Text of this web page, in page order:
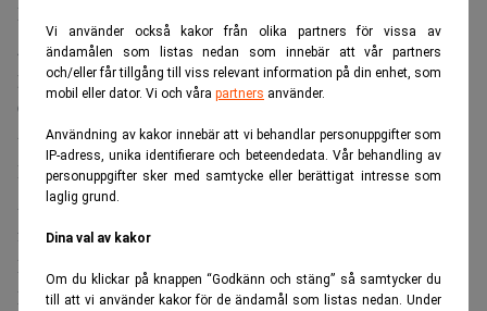
Vi använder också kakor från olika partners för vissa av
ändamålen som listas nedan som innebär att vår partners
och/eller får tillgång till viss relevant information på din enhet, som
mobil eller dator. Vi och våra partners använder.
Användning av kakor innebär att vi behandlar personuppgifter som
IP-adress, unika identifierare och beteendedata. Vår behandling av
personuppgifter sker med samtycke eller berättigat intresse som
laglig grund.
Dina val av kakor
Om du klickar på knappen “Godkänn och stäng” så samtycker du
till att vi använder kakor för de ändamål som listas nedan. Under
Etableringen av det gemensamma bolaget förutsätter
godkännande från Konkurrensverket och trafikstart är
planerad till våren 2024. Viking Lines fartyg M/S Viking
Cinderella, för tillfället i kryssningstrafik från Stockholm
till Mariehamn, kommer i samma veva att flyttas till linjen
Helsingfors – Mariehamn – Stockholm.
Åländska rederibolaget Viking Line sålde
fartyget Rosella till det grekiska bolaget Aegean Sealines
Maritime.
Försäljningen aviserades den 8 december i fjol och den